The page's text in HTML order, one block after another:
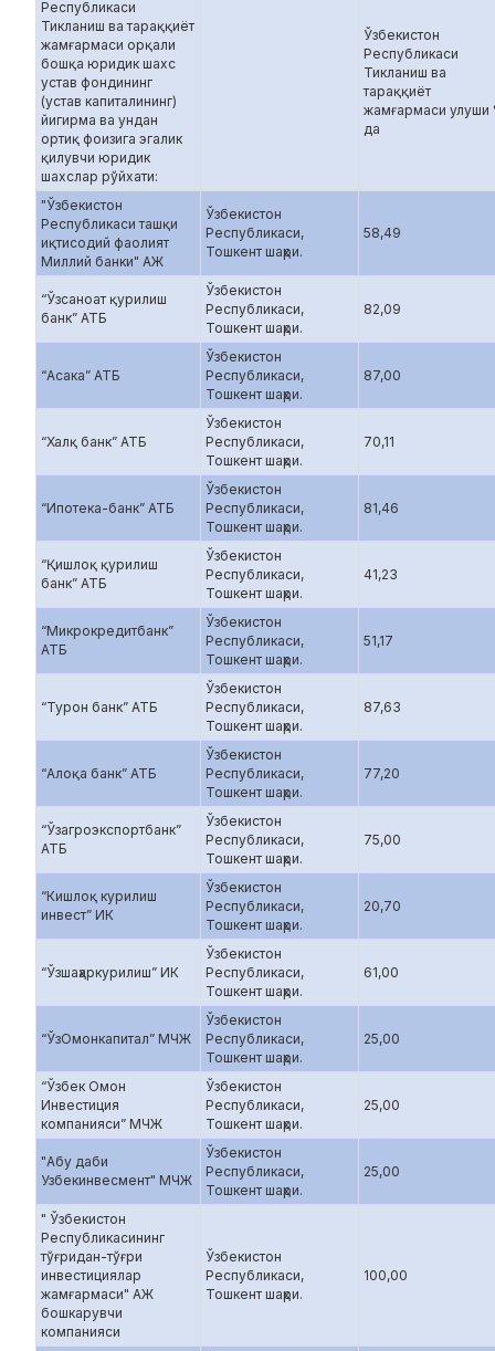
Республикаси
Тикланиш ва тараққиёт
жамғармаси орқали
бошқа юридик шахс
устав фондининг
(устав капиталининг)
йигирма ва ундан
ортиқ фоизига эгалик
қилувчи юридик
шахслар рўйхати:
Ўзбекистон
Республикаси
Тикланиш ва
тараққиёт
жамғармаси улуши
да
"Ўзбекистон
Республикаси ташқи
иқтисодий фаолият
Миллий банки" АЖ
Ўзбекистон
Республикаси,
Тошкент шаҳри.
58,49
“Ўзсаноат қурилиш
банк” АТБ
Ўзбекистон
Республикаси,
Тошкент шаҳри.
82,09
“Асака” АТБ
Ўзбекистон
Республикаси,
Тошкент шаҳри.
87,00
“Халқ банк” АТБ
Ўзбекистон
Республикаси,
Тошкент шаҳри.
70,11
“Ипотека-банк” АТБ
Ўзбекистон
Республикаси,
Тошкент шаҳри.
81,46
“Қишлоқ қурилиш
банк” АТБ
Ўзбекистон
Республикаси,
Тошкент шаҳри.
41,23
“Микрокредитбанк”
АТБ
Ўзбекистон
Республикаси,
Тошкент шаҳри.
51,17
“Турон банк” АТБ
Ўзбекистон
Республикаси,
Тошкент шаҳри.
87,63
“Алоқа банк” АТБ
Ўзбекистон
Республикаси,
Тошкент шаҳри.
77,20
“Ўзагроэкспортбанк”
АТБ
Ўзбекистон
Республикаси,
Тошкент шаҳри.
75,00
“Кишлоқ курилиш
инвест” ИК
Ўзбекистон
Республикаси,
Тошкент шаҳри.
20,70
“Ўзшаҳаркурилиш” ИК
Ўзбекистон
Республикаси,
Тошкент шаҳри.
61,00
“ЎзОмонкапитал” МЧЖ
Ўзбекистон
Республикаси,
Тошкент шаҳри.
25,00
“Ўзбек Омон
Инвестиция
компанияси” МЧЖ
Ўзбекистон
Республикаси,
Тошкент шаҳри.
25,00
"Абу даби
Узбекинвесмент" МЧЖ
Ўзбекистон
Республикаси,
Тошкент шаҳри.
25,00
" Ўзбекистон
Республикасининг
тўғридан-тўғри
инвестициялар
жамғармаси" АЖ
бошкарувчи
компанияси
Ўзбекистон
Республикаси,
Тошкент шаҳри.
100,00